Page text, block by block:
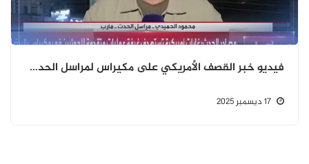
فيديو خبر القصف الأمريكي على مكيراس لمراسل الحدث قديم وليس حديثًا